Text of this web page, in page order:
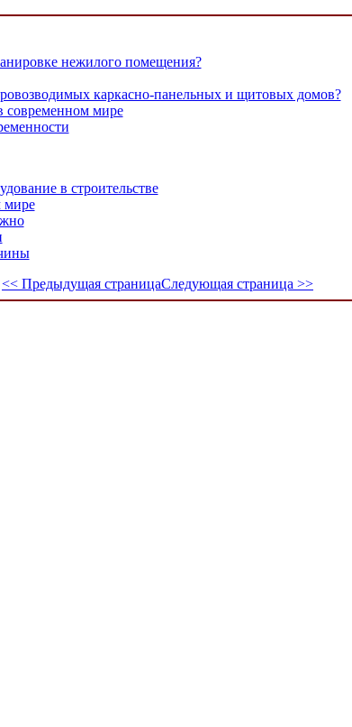
нежилого помещения?
каркасно-панельных и щитовых домов?
современном мире
в строительстве
мире
<< Предыдущая страницаСледующая страница >>